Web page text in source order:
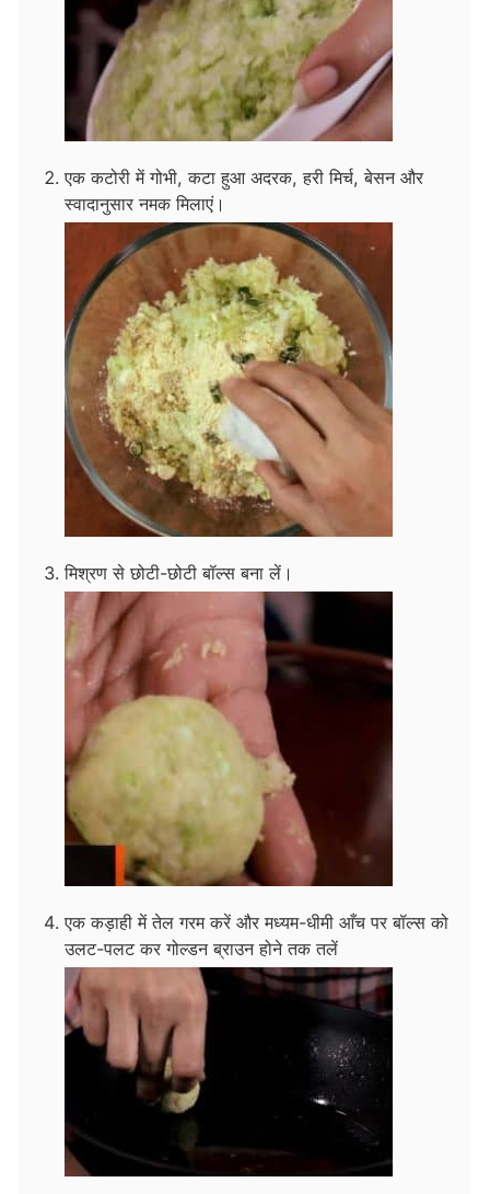
एक कटोरी में गोभी, कटा हुआ अदरक, हरी मिर्च, बेसन और
स्वादानुसार नमक मिलाएं।
मिश्रण से छोटी-छोटी बॉल्स बना लें।
एक कड़ाही में तेल गरम करें और मध्यम-धीमी आँच पर बॉल्स को
उलट-पलट कर गोल्डन ब्राउन होने तक तलें